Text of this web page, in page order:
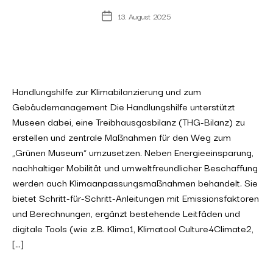
Post13. August 2025
Handlungshilfe zur Klimabilanzierung und zum
Gebäudemanagement Die Handlungshilfe unterstützt
Museen dabei, eine Treibhausgasbilanz (THG-Bilanz) zu
erstellen und zentrale Maßnahmen für den Weg zum
„Grünen Museum“ umzusetzen. Neben Energieeinsparung,
nachhaltiger Mobilität und umweltfreundlicher Beschaffung
werden auch Klimaanpassungsmaßnahmen behandelt. Sie
bietet Schritt-für-Schritt-Anleitungen mit Emissionsfaktoren
und Berechnungen, ergänzt bestehende Leitfäden und
digitale Tools (wie z.B. Klima1, Klimatool Culture4Climate2,
[…]